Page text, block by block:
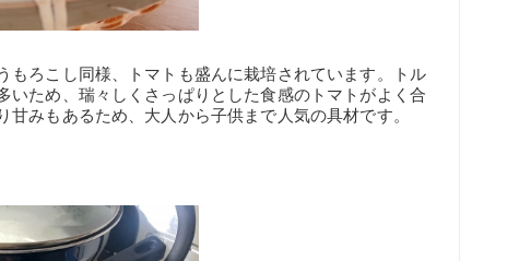
もろこし同様、トマトも盛んに栽培されています。トル
いため、瑞々しくさっぱりとした食感のトマトがよく合
みもあるため、大人から子供まで人気の具材です。